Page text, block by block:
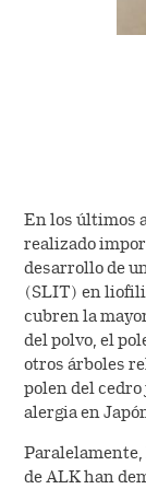
fabricación
CENTRO
La
y el
Alergología
En los últimos
realizado
desarrollo de
(SLIT) en
cubren la
del polvo, el
otros árboles
polen del
alergia en
de ALK han